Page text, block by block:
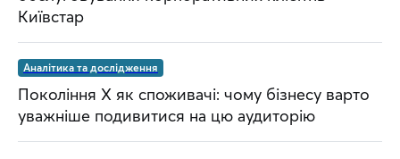
Київстар
Аналітика та дослідження
Покоління Х як споживачі: чому бізнесу варто
уважніше подивитися на цю аудиторію